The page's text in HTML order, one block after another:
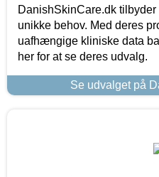
DanishSkinCare.dk
unikke behov. Med deres
uafhængige kliniske data
her for at se deres udvalg.
Se udvalget på